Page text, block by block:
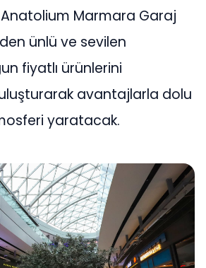
Marmara Garaj
ünlü ve sevilen
fiyatlı ürünlerini
avantajlarla dolu
yaratacak.